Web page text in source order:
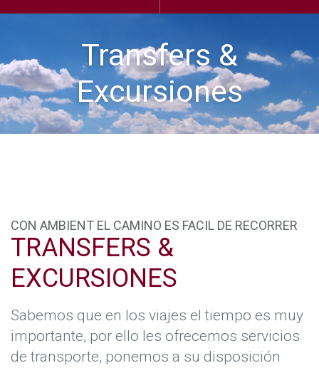
Transfers &
Excursiones
CON AMBIENT EL CAMINO ES FACIL DE RECORRER
TRANSFERS &
EXCURSIONES
Sabemos que en los viajes el tiempo es muy
importante, por ello les ofrecemos servicios
de transporte, ponemos a su disposición